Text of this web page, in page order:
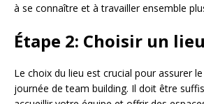
à se connaître et à travailler ensemble
Étape 2: Choisir un
Le choix du lieu est crucial pour assurer
journée de team building. Il doit être